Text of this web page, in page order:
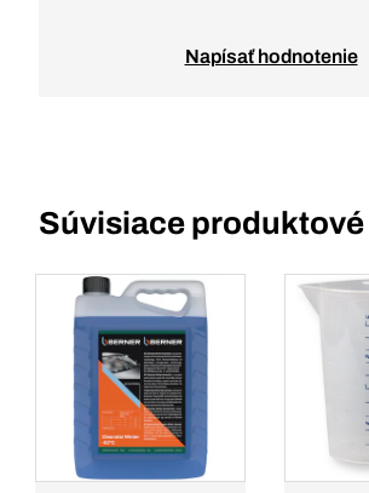
Napísať hodnotenie
Súvisiace